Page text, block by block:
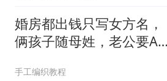
婚房都出钱只写女方名，
俩孩子随母姓，老公要AA
手工编织教程